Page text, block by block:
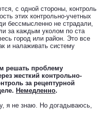
с одной стороны, контроль
этих контрольно-учетных
бессмысленно не страдали,
за каждым уколом по ста
город или район. Это все
и налаживать систему
решать проблему
жесткий контрольно-
за рецептурной
Немедленно.
я не знаю. Но догадываюсь,